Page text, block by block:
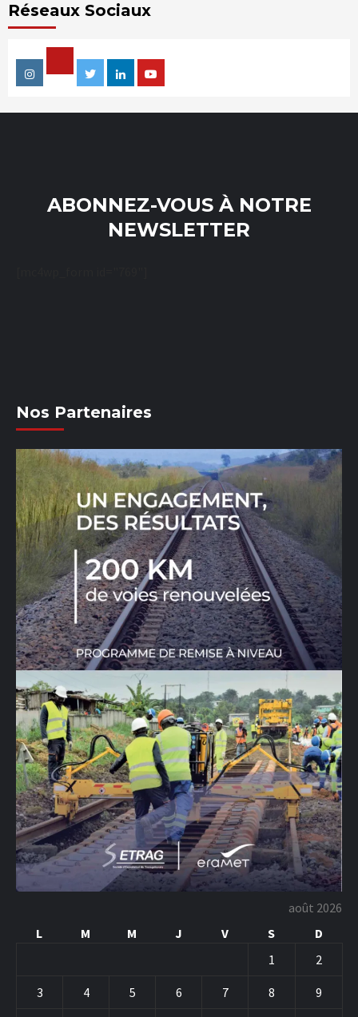
Réseaux Sociaux
Instagram
Facebook
TwitterLinkedin
ABONNEZ-VOUS À NOTRE
NEWSLETTER
Nos Partenaires
août 2026
L
M M J V S
D
1
2
3 4 5 6 7 8 9